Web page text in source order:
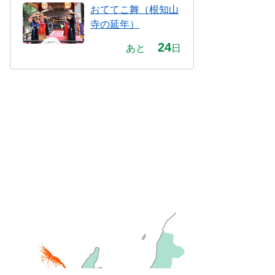
おててこ舞（根知山
寺の延年）
あと 24日